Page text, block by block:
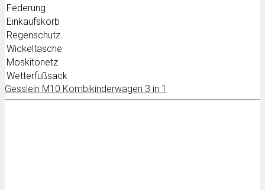
Federung
Einkaufskorb
Regenschutz
Wickeltasche
Moskitonetz
Wetterfußsack
Gesslein M10 Kombikinderwagen 3 in 1